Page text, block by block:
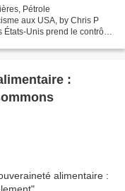
Pétrole
aux USA, by Chris P
Unis prend le contrôle
: